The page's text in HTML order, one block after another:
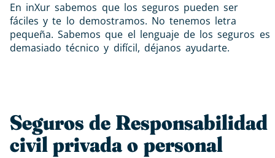
En inXur sabemos que los seguros pueden ser
fáciles y te lo demostramos. No tenemos letra
pequeña. Sabemos que el lenguaje de los seguros es
demasiado técnico y difícil, déjanos ayudarte.
Seguros de Responsabilidad
civil privada o personal